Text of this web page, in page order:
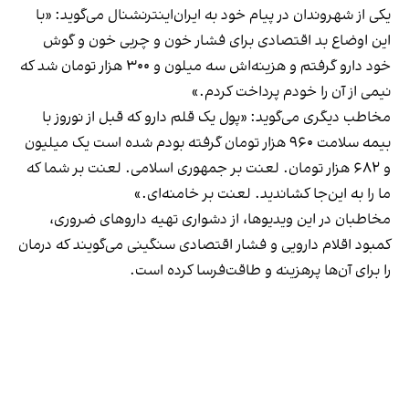
یکی از شهروندان در پیام خود به ایران‌اینترنشنال می‌گوید: «با
این اوضاع بد اقتصادی برای فشار خون و چربی خون و گوش
خود دارو گرفتم و هزینه‌اش سه میلون و ۳۰۰ هزار تومان شد که
نیمی از آن را خودم پرداخت کردم.»
مخاطب دیگری می‌گوید: «پول یک قلم دارو که قبل از نوروز با
بیمه سلامت ۹۶۰ هزار تومان گرفته بودم شده است یک میلیون
و ۶۸۲ هزار تومان. لعنت بر جمهوری اسلامی. لعنت بر شما که
ما را به این‌جا کشاندید. لعنت بر خامنه‌ای.»
مخاطبان در این ویدیوها، از دشواری تهیه داروهای ضروری،
کمبود اقلام دارویی و فشار اقتصادی سنگینی می‌گویند که درمان
را برای آن‌ها پرهزینه و طاقت‌فرسا کرده است.